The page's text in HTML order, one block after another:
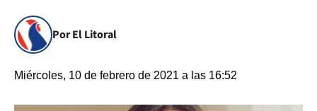
Por El Litoral
Miércoles, 10 de febrero de 2021 a las 16:52